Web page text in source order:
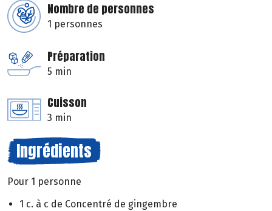
Nombre de personnes
1 personnes
Préparation
5 min
Cuisson
3 min
Ingrédients
Pour 1 personne
1 c. à c de Concentré de gingembre